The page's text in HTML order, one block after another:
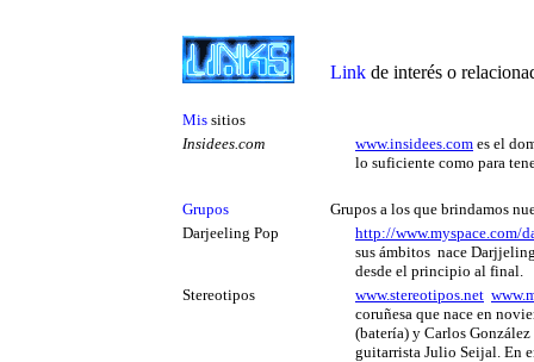
Link de interés o
Mis sitios
Insidees.com
www.insidees.com es el
lo suficiente como para
Grupos
Grupos a los que brindamos
Darjeeling Pop
http://www.myspace.com/
sus ámbitos nace
desde el principio al final.
Stereotipos
www.stereotipos.net
coruñesa que nace en
(batería) y Carlos
guitarrista Julio Seijal. En